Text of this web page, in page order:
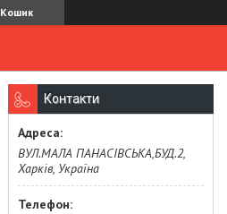
Кошик
Контакти
ВУЛ.МАЛА ПАНАСІВСЬКА,БУД.2,
Харків, Україна